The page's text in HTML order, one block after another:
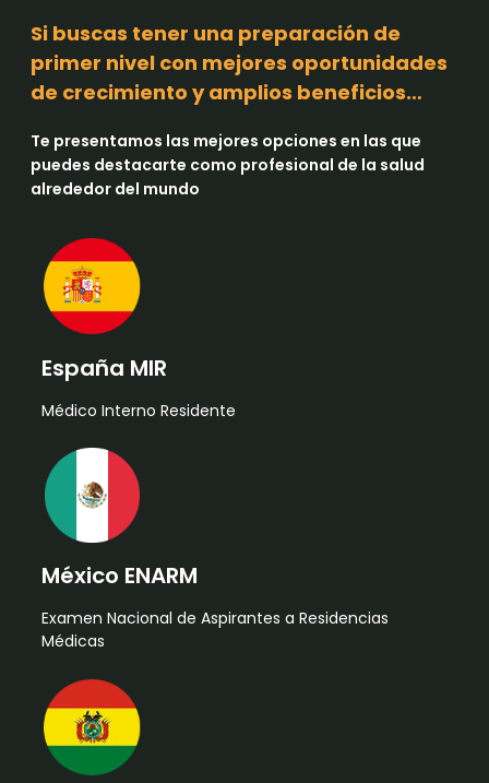
Si buscas tener una preparación de
primer nivel con mejores oportunidades
de crecimiento y amplios beneficios…
Te presentamos las mejores opciones en las que
puedes destacarte como profesional de la salud
alrededor del mundo
España MIR
Médico Interno Residente
México ENARM
Examen Nacional de Aspirantes a Residencias
Médicas